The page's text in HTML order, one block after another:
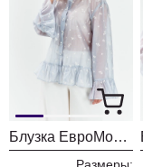
Блузка ЕвроМода 745 дымчато-голубой